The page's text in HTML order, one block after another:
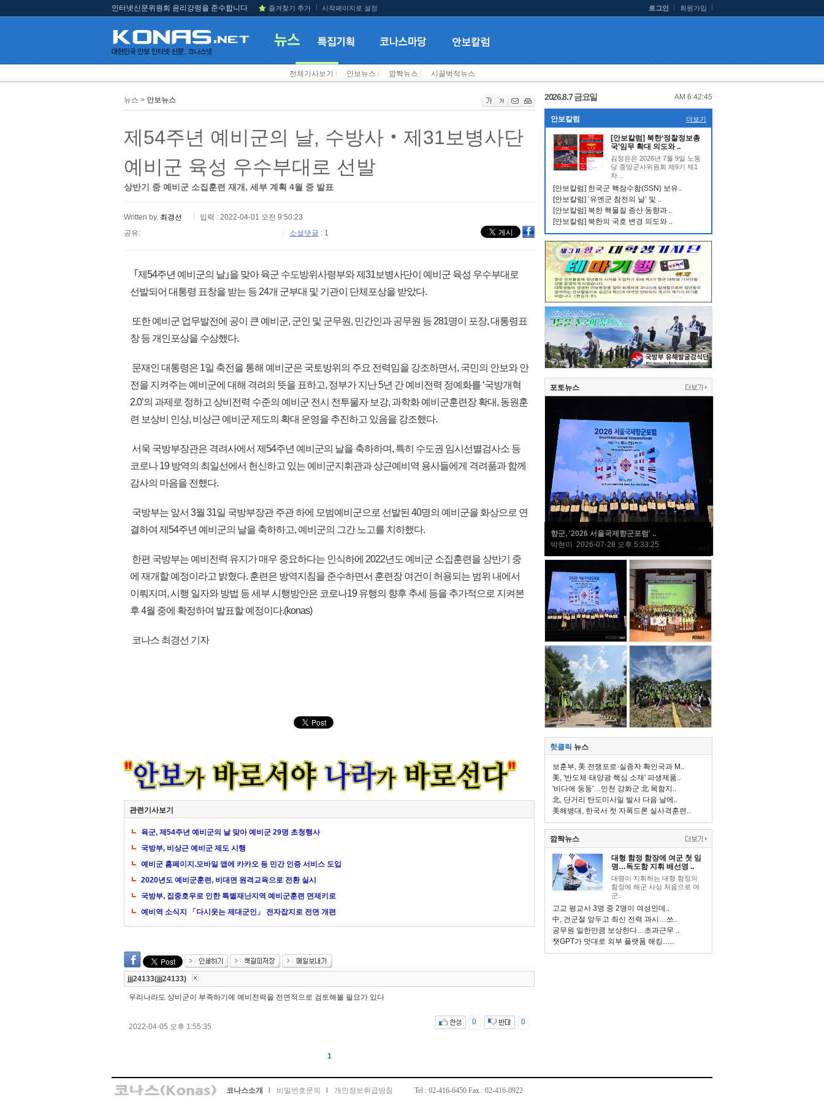
인터넷신문위원회 윤리강령을 준수합니다 즐겨찾기 추가 시작페이지로 설정 로그인 회원가입
전체기사보기 안보뉴스 깜짝뉴스 시끌벅적뉴스
뉴스 > 안보뉴스
제54주년 예비군의 날, 수방사‧제31보병사단
예비군 육성 우수부대로 선발
상반기 중 예비군 소집훈련 재개, 세부 계획 4월 중 발표
Written by. 최경선
입력 : 2022-04-01 오전 9:50:23
공유:
소셜댓글 : 1
｢제54주년 예비군의 날｣을 맞아 육군 수도방위사령부와 제31보병사단이 예비군 육성 우수부대로
선발되어 대통령 표창을 받는 등 24개 군부대 및 기관이 단체포상을 받았다.
또한 예비군 업무발전에 공이 큰 예비군, 군인 및 군무원, 민간인과 공무원 등 281명이 포장, 대통령표
창 등 개인포상을 수상했다.
문재인 대통령은 1일 축전을 통해 예비군은 국토방위의 주요 전력임을 강조하면서, 국민의 안보와 안
전을 지켜주는 예비군에 대해 격려의 뜻을 표하고, 정부가 지난 5년 간 예비전력 정예화를 ‘국방개혁
2.0’의 과제로 정하고 상비전력 수준의 예비군 전시 전투물자 보강, 과학화 예비군훈련장 확대, 동원훈
련 보상비 인상, 비상근 예비군 제도의 확대 운영을 추진하고 있음을 강조했다.
서욱 국방부장관은 격려사에서 제54주년 예비군의 날을 축하하며, 특히 수도권 임시선별검사소 등
코로나 19 방역의 최일선에서 헌신하고 있는 예비군지휘관과 상근예비역 용사들에게 격려품과 함께
감사의 마음을 전했다.
국방부는 앞서 3월 31일 국방부장관 주관 하에 모범예비군으로 선발된 40명의 예비군을 화상으로 연
결하여 제54주년 예비군의 날을 축하하고, 예비군의 그간 노고를 치하했다.
한편 국방부는 예비전력 유지가 매우 중요하다는 인식하에 2022년도 예비군 소집훈련을 상반기 중
에 재개할 예정이라고 밝혔다. 훈련은 방역지침을 준수하면서 훈련장 여건이 허용되는 범위 내에서
이뤄지며, 시행 일자와 방법 등 세부 시행방안은 코로나19 유행의 향후 추세 등을 추가적으로 지켜본
후 4월 중에 확정하여 발표할 예정이다.(konas)
코나스 최경선 기자
관련기사보기
육군, 제54주년 예비군의 날 맞아 예비군 29명 초청행사
국방부, 비상근 예비군 제도 시행
예비군 홈페이지.모바일 앱에 카카오 등 민간 인증 서비스 도입
2020년도 예비군훈련, 비대면 원격교육으로 전환 실시
국방부, 집중호우로 인한 특별재난지역 예비군훈련 면제키로
예비역 소식지 「다시웃는 제대군인」 전자잡지로 전면 개편
jjj24133(jjj24133)
우리나라도 상비군이 부족하기에 예비전력을 전면적으로 검토해볼 필요가 있다
2022-04-05 오후 1:55:35
0 0
1
2026.8.7 금요일 AM 6:42:46
안보칼럼 더보기
[안보칼럼] 북한‘정찰정보총
국’임무 확대 의도와 ..
김정은은 2026년 7월 9일 노동
당 중앙군사위원회 제9기 제1
차 ..
[안보칼럼] 한국군 핵잠수함(SSN) 보유..
[안보칼럼] ‘유엔군 참전의 날’ 및 ..
[안보칼럼] 북한 핵물질 증산 동향과 ..
[안보칼럼] 북한의 국호 변경 의도와 ..
포토뉴스
향군, '2026 서울국제향군포럼' ..
박현미 2026-07-28 오후 5:33:25
핫클릭 뉴스
보훈부, 美 전쟁포로·실종자 확인국과 M..
美, '반도체·태양광 핵심 소재' 파생제품..
'바다에 둥둥'…인천 강화군 北 목함지..
北, 단거리 탄도미사일 발사 다음 날에..
美해병대, 한국서 첫 자폭드론 실사격훈련..
깜짝뉴스
대형 함정 함장에 여군 첫 임
명…독도함 지휘 배선영 ..
대령이 지휘하는 대형 함정의
함장에 해군 사상 처음으로 여
군..
고교 평교사 3명 중 2명이 여성인데..
中, 건군절 앞두고 최신 전력 과시…쓰..
공무원 일한만큼 보상한다…초과근무 ..
챗GPT가 멋대로 외부 플랫폼 해킹…..
코나스소개 비밀번호문의 개인정보취급방침 Tel : 02-416-6450 Fax : 02-416-0922